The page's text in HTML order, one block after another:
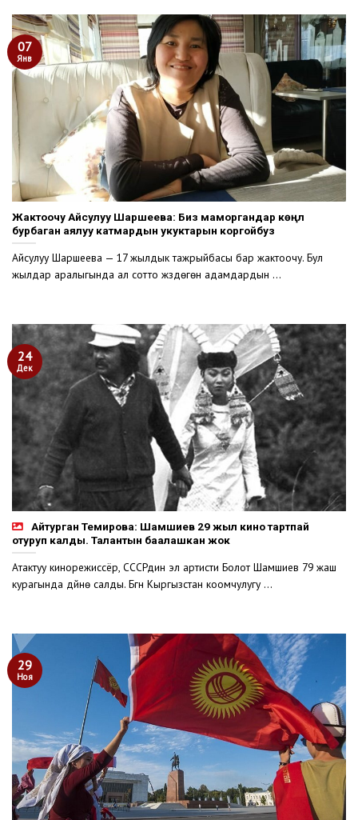
Жактоочу Айсулуу Шаршеева: Биз маморгандар көңүл
бурбаган аялуу катмардын укуктарын коргойбуз
Айсулуу Шаршеева — 17 жылдык тажрыйбасы бар жактоочу. Бул
жылдар аралыгында ал сотто жүздөгөн адамдардын ...
07
Янв
Айтурган Темирова: Шамшиев 29 жыл кино тартпай
отуруп калды. Талантын баалашкан жок
Атактуу кинорежиссёр, СССРдин эл артисти Болот Шамшиев 79 жаш
курагында дүйнө салды. Бүгүн Кыргызстан коомчулугу ...
24
Дек
29
Ноя